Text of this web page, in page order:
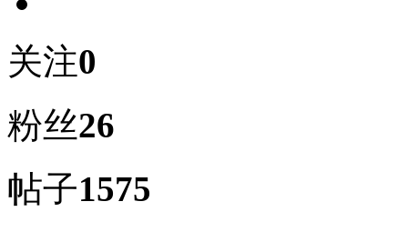
关注0
粉丝26
帖子1575